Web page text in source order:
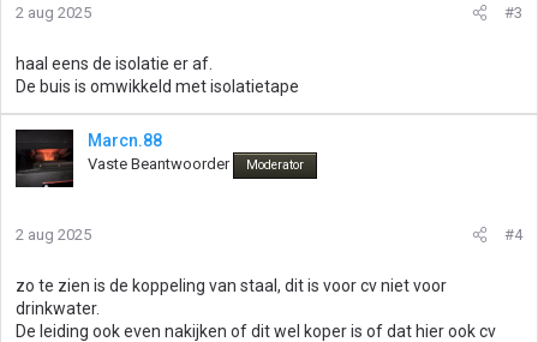
n
e
n
:
2 aug 2025 #3
haal eens de isolatie er af.
De buis is omwikkeld met isolatietape
Marcn.88
Vaste Beantwoorder Moderator
2 aug 2025 #4
zo te zien is de koppeling van staal, dit is voor cv niet voor
drinkwater.
De leiding ook even nakijken of dit wel koper is of dat hier ook cv